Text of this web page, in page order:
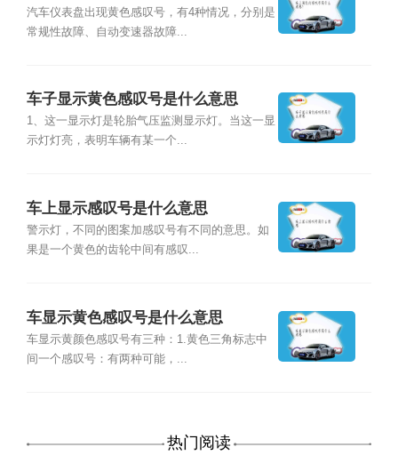
汽车仪表盘出现黄色感叹号，有4种情况，分别是
常规性故障、自动变速器故障...
车子显示黄色感叹号是什么意思
1、这一显示灯是轮胎气压监测显示灯。当这一显
示灯灯亮，表明车辆有某一个...
车上显示感叹号是什么意思
警示灯，不同的图案加感叹号有不同的意思。如
果是一个黄色的齿轮中间有感叹...
车显示黄色感叹号是什么意思
车显示黄颜色感叹号有三种：1.黄色三角标志中
间一个感叹号：有两种可能，...
热门阅读